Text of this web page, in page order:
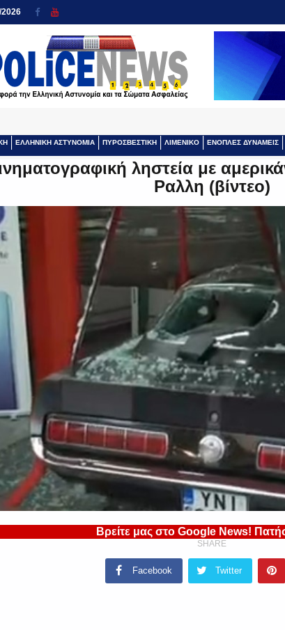
ΕΛΛΗΝΙΚΗ ΑΣΤΥΝΟΜΙΑ ΠΥΡΟΣΒΕΣΤΙΚΗ ΛΙΜΕΝΙΚΟ ΕΝΟΠΛΕΣ ΔΥΝΑΜΕΙΣ
ληστεία με
Ραλλη (βίντεο)
Βρείτε μας στο Google News!
SHARE
Facebook Twitter